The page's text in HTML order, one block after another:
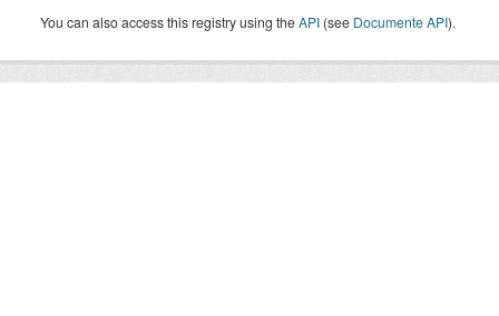
You can also access this registry using theAPI (see Documente API).